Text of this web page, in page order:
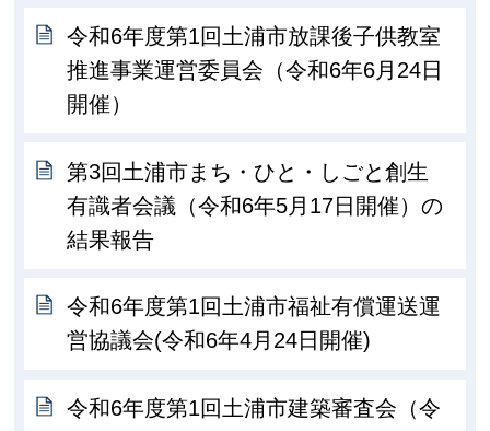
令和6年度第1回土浦市放課後子供教室
推進事業運営委員会（令和6年6月24日
開催）
第3回土浦市まち・ひと・しごと創生
有識者会議（令和6年5月17日開催）の
結果報告
令和6年度第1回土浦市福祉有償運送運
営協議会(令和6年4月24日開催)
令和6年度第1回土浦市建築審査会（令